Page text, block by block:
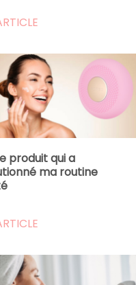
produit qui a
ma routine